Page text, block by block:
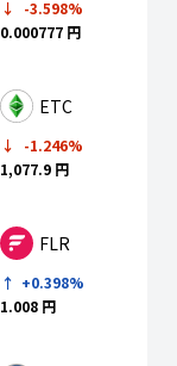
-3.598%
0.000777 円
ETC
-1.246%
1,077.9 円
FLR
+0.398%
1.008 円